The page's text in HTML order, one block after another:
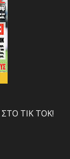
ΣΤΟ ΤΙΚ ΤΟΚ!